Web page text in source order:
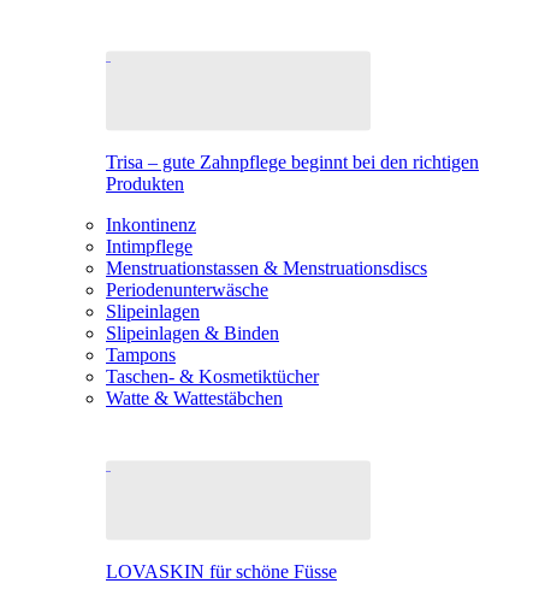
Trisa – gute Zahnpflege beginnt bei den richtigen
Produkten
Inkontinenz
Intimpflege
Menstruationstassen & Menstruationsdiscs
Periodenunterwäsche
Slipeinlagen
Slipeinlagen & Binden
Tampons
Taschen- & Kosmetiktücher
Watte & Wattestäbchen
LOVASKIN für schöne Füsse